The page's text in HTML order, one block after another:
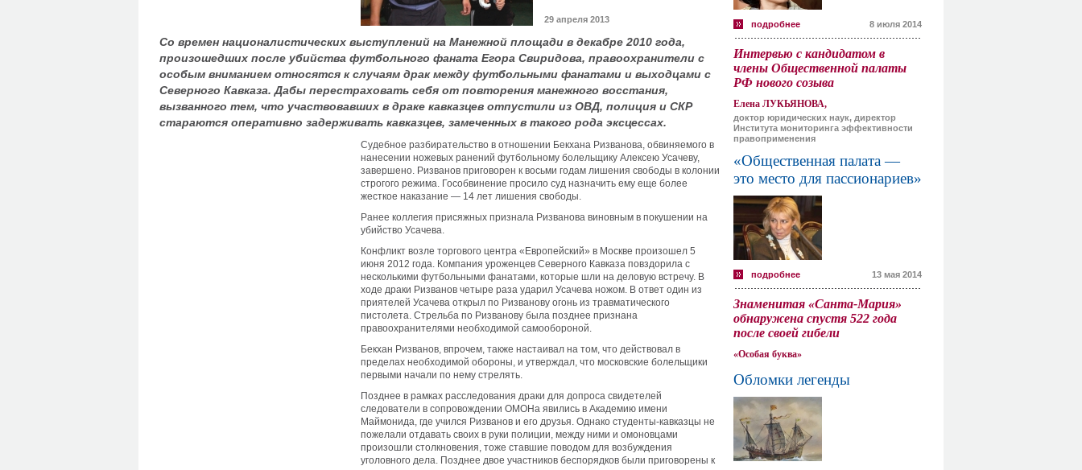
29 апреля 2013
Со времен националистических выступлений на Манежной площади в декабре 2010 года,
произошедших после убийства футбольного фаната Егора Свиридова, правоохранители с
особым вниманием относятся к случаям драк между футбольными фанатами и выходцами с
Северного Кавказа. Дабы перестраховать себя от повторения манежного восстания,
вызванного тем, что участвовавших в драке кавказцев отпустили из ОВД, полиция и СКР
стараются оперативно задерживать кавказцев, замеченных в такого рода эксцессах.
Судебное разбирательство в отношении Бекхана Ризванова, обвиняемого в
нанесении ножевых ранений футбольному болельщику Алексею Усачеву,
завершено. Ризванов приговорен к восьми годам лишения свободы в колонии
строгого режима. Гособвинение просило суд назначить ему еще более
жесткое наказание — 14 лет лишения свободы.
Ранее коллегия присяжных признала Ризванова виновным в покушении на
убийство Усачева.
Конфликт возле торгового центра «Европейский» в Москве произошел 5
июня 2012 года. Компания уроженцев Северного Кавказа повздорила с
несколькими футбольными фанатами, которые шли на деловую встречу. В
ходе драки Ризванов четыре раза ударил Усачева ножом. В ответ один из
приятелей Усачева открыл по Ризванову огонь из травматического
пистолета. Стрельба по Ризванову была позднее признана
правоохранителями необходимой самообороной.
Бекхан Ризванов, впрочем, также настаивал на том, что действовал в
пределах необходимой обороны, и утверждал, что московские болельщики
первыми начали по нему стрелять.
Позднее в рамках расследования драки для допроса свидетелей
следователи в сопровождении ОМОНа явились в Академию имени
Маймонида, где учился Ризванов и его друзья. Однако студенты-кавказцы не
пожелали отдавать своих в руки полиции, между ними и омоновцами
произошли столкновения, тоже ставшие поводом для возбуждения
уголовного дела. Позднее двое участников беспорядков были приговорены к
подробнее 8 июля 2014
Интервью с кандидатом в
члены Общественной палаты
РФ нового созыва
Елена ЛУКЬЯНОВА,
доктор юридических наук, директор
Института мониторинга эффективности
правоприменения
«Общественная палата —
это место для пассионариев»
подробнее 13 мая 2014
Знаменитая «Санта-Мария»
обнаружена спустя 522 года
после своей гибели
«Особая буква»
Обломки легенды